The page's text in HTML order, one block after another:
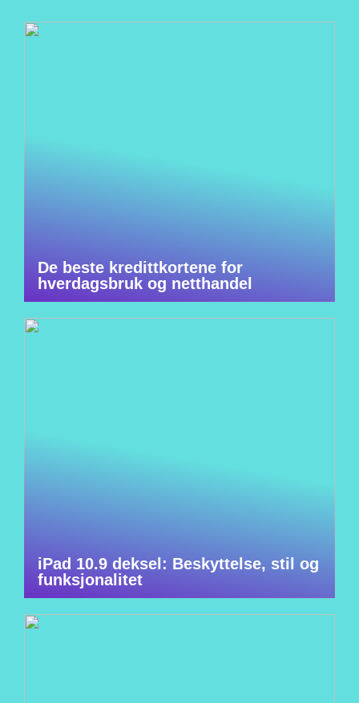
De beste kredittkortene for
hverdagsbruk og netthandel
iPad 10.9 deksel: Beskyttelse, stil og
funksjonalitet